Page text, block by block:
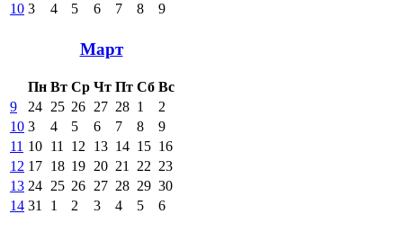
10 3 4 5 6 7 8 9
Март
Пн Вт Ср Чт Пт Сб Вс
9
24 25 26 27 28 1
2
10 3 4 5 6 7 8
9
11 10 11 12 13 14 15 16
12 17 18 19 20 21 22 23
13 24 25 26 27 28 29 30
14 31 1 2 3 4 5 6